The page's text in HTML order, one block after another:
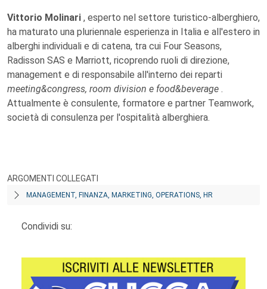
Vittorio Molinari , esperto nel settore turistico-alberghiero,
ha maturato una pluriennale esperienza in Italia e all'estero in
alberghi individuali e di catena, tra cui Four Seasons,
Radisson SAS e Marriott, ricoprendo ruoli di direzione,
management e di responsabile all'interno dei reparti
meeting&congress, room division e food&beverage .
Attualmente è consulente, formatore e partner Teamwork,
società di consulenza per l'ospitalità alberghiera.
ARGOMENTI COLLEGATI
MANAGEMENT, FINANZA, MARKETING, OPERATIONS, HR
Condividi su: